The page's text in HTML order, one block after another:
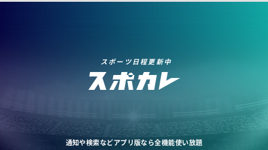
スポーツ日程更新中
通知や検索などアプリ版なら全機能使い放題